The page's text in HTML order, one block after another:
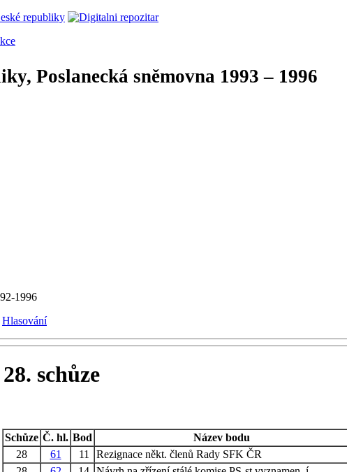
Poslanecká sněmovna 1993 – 1996
1996
Hlasování
schůze
Schůze Č. hl. Bod Název bodu
28
61 11 Rezignace někt. členů Rady SFK ČR